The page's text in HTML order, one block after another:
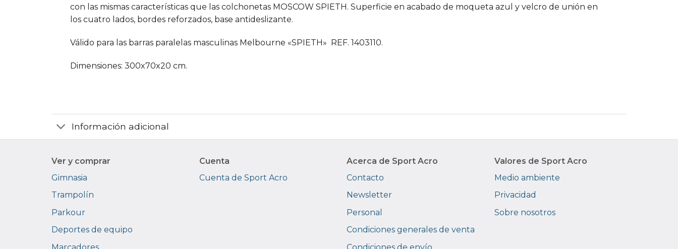
con las mismas características que las colchonetas MOSCOW SPIETH. Superficie en acabado de moqueta azul y velcro de unión en
los cuatro lados, bordes reforzados, base antideslizante.
Válido para las barras paralelas masculinas Melbourne «SPIETH» REF. 1403110.
Dimensiones: 300x70x20 cm.
Información adicional
Ver y comprar
Gimnasia
Trampolín
Parkour
Deportes de equipo
Cuenta
Cuenta de Sport Acro
Acerca de Sport Acro
Contacto
Newsletter
Personal
Condiciones generales de venta
Valores de Sport Acro
Medio ambiente
Privacidad
Sobre nosotros